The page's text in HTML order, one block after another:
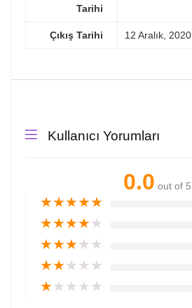
Tarihi
Çıkış Tarihi 12 Aralık, 2020
Kullanıcı Yorumları
0.0 out of 5
★★★★★
★★★★★
★★★★★
★★★★★
★★★★★